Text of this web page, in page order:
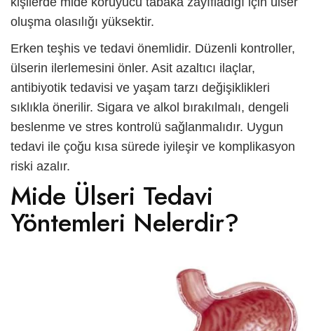
oluşma olasılığı yüksektir.
Erken teşhis ve tedavi önemlidir. Düzenli kontroller,
ülserin ilerlemesini önler. Asit azaltıcı ilaçlar,
antibiyotik tedavisi ve yaşam tarzı değişiklikleri
sıklıkla önerilir. Sigara ve alkol bırakılmalı, dengeli
beslenme ve stres kontrolü sağlanmalıdır. Uygun
tedavi ile çoğu kısa sürede iyileşir ve komplikasyon
riski azalır.
Mide Ülseri Tedavi
Yöntemleri Nelerdir?